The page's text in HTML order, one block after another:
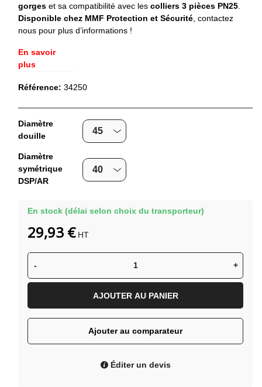
gorges et sa compatibilité avec les colliers 3 pièces PN25
Disponible chez MMF Protection et Sécurité , contactez
nous pour plus d’informations !
En savoir
plus
Référence: 34250
Diamètre
douille
Diamètre
symétrique
DSP/AR
En stock (délai selon choix du transporteur)
- +
AJOUTER AU PANIER
Ajouter au comparateur
Éditer un devis
29,93 € HT